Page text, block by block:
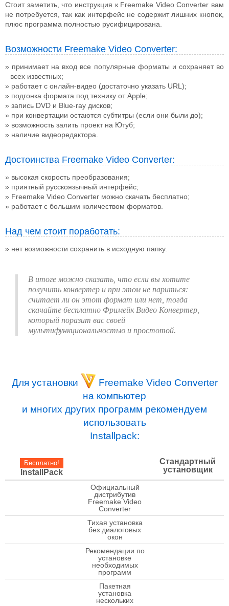
Стоит заметить, что инструкция к Freemake Video Converter вам
не потребуется, так как интерфейс не содержит лишних кнопок,
плюс программа полностью русифицирована.
Возможности Freemake Video Converter:
принимает на вход все популярные форматы и сохраняет во
всех известных;
работает с онлайн-видео (достаточно указать URL);
подгонка формата под технику от Apple;
запись DVD и Blue-ray дисков;
при конвертации остаются субтитры (если они были до);
возможность залить проект на Ютуб;
наличие видеоредактора.
Достоинства Freemake Video Converter:
высокая скорость преобразования;
приятный русскоязычный интерфейс;
Freemake Video Converter можно скачать бесплатно;
работает с большим количеством форматов.
Над чем стоит поработать:
нет возможности сохранить в исходную папку.
В итоге можно сказать, что если вы хотите
получить конвертер и при этом не париться:
считает ли он этот формат или нет, тогда
скачайте бесплатно Фримейк Видео Конвертер,
который поразит вас своей
мультифункциональностью и простотой.
Для установки
Freemake Video Converter
на компьютер
и многих других программ рекомендуем
использовать
Installpack:
Бесплатно!
InstallPack
Стандартный
установщик
check
Официальный
дистрибутив
Freemake Video
Converter
check
Тихая установка
без диалоговых
окон
check
Рекомендации по
установке
необходимых
программ
check
Пакетная
установка
нескольких